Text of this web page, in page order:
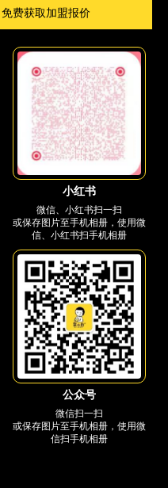
免费获取加盟报价
小红书
微信、小红书扫一扫
或保存图片至手机相册，使用微
信、小红书扫手机相册
公众号
微信扫一扫
或保存图片至手机相册，使用微
信扫手机相册